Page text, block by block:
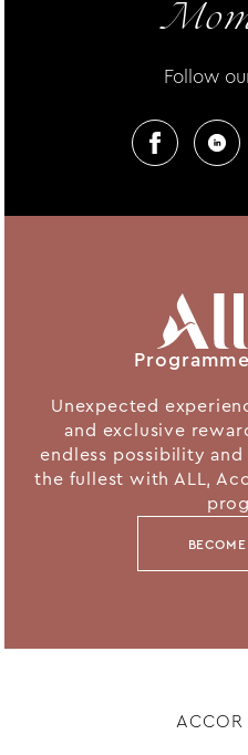
Follow
Unexpected
and exclusive
endless possibility
the fullest with ALL,
ACCOR